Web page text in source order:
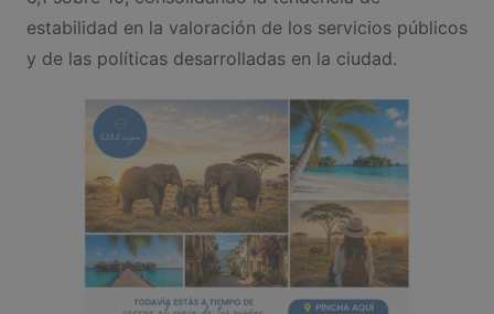
estabilidad en la valoración de los servicios públicos
y de las políticas desarrolladas en la ciudad.